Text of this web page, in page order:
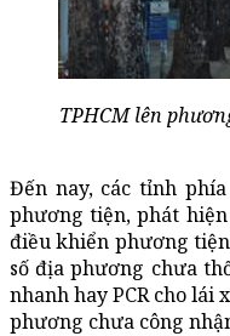
TPHCM lên
Đến nay, các tỉnh
phương tiện, phát
điều khiển phương
số địa phương chưa
nhanh hay PCR cho
phương chưa công